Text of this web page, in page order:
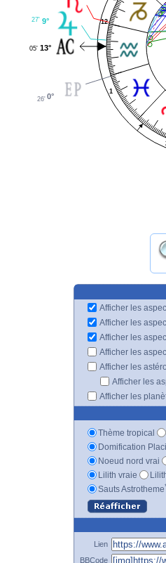
1
12
9°
27'
13°
05'
0°
26'
Afficher les
Afficher les
Afficher les
Afficher les
Afficher les
Afficher les
Afficher les
Thème tropical
Domification
Noeud nord vrai
Lilith vraie
Sauts Astrotheme
Lien
BBCode